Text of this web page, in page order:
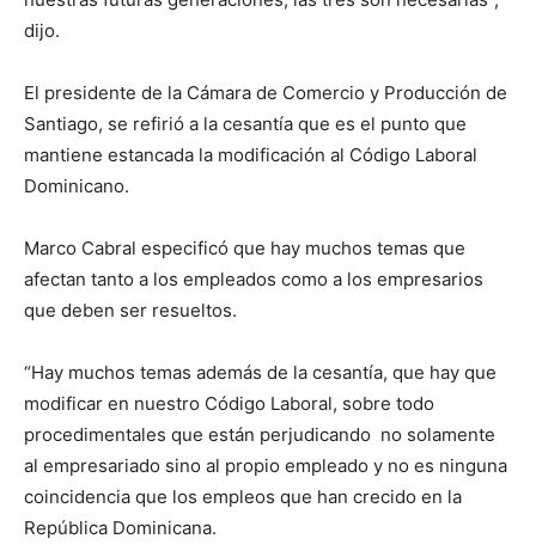
dijo.
El presidente de la Cámara de Comercio y Producción de
Santiago, se refirió a la cesantía que es el punto que
mantiene estancada la modificación al Código Laboral
Dominicano.
Marco Cabral especificó que hay muchos temas que
afectan tanto a los empleados como a los empresarios
que deben ser resueltos.
“Hay muchos temas además de la cesantía, que hay que
modificar en nuestro Código Laboral, sobre todo
procedimentales que están perjudicando no solamente
al empresariado sino al propio empleado y no es ninguna
coincidencia que los empleos que han crecido en la
República Dominicana.